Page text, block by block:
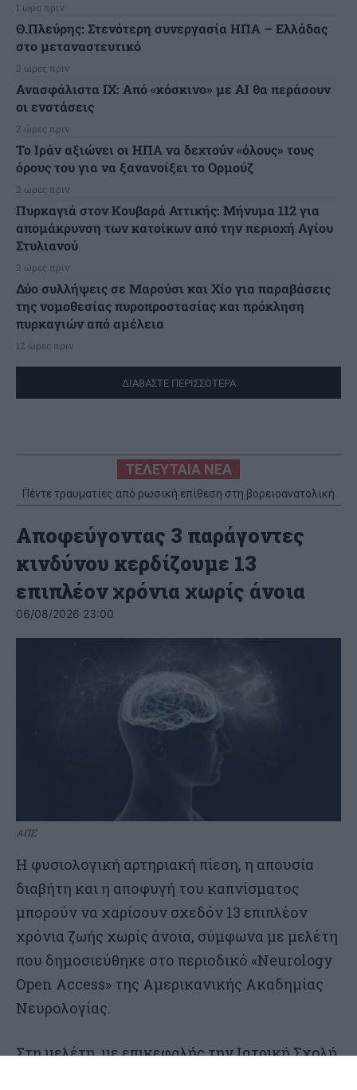
1 ώρα πριν
Θ.Πλεύρης: Στενότερη συνεργασία ΗΠΑ – Ελλάδας
στο μεταναστευτικό
2 ώρες πριν
Ανασφάλιστα ΙΧ: Από «κόσκινο» με AI θα περάσουν
οι ενστάσεις
2 ώρες πριν
Το Ιράν αξιώνει οι ΗΠΑ να δεχτούν «όλους» τους
όρους του για να ξανανοίξει το Ορμούζ
2 ώρες πριν
Πυρκαγιά στον Κουβαρά Αττικής: Μήνυμα 112 για
απομάκρυνση των κατοίκων από την περιοχή Αγίου
Στυλιανού
2 ώρες πριν
Δύο συλλήψεις σε Μαρούσι και Χίο για παραβάσεις
της νομοθεσίας πυροπροστασίας και πρόκληση
πυρκαγιών από αμέλεια
12 ώρες πριν
ΔΙΑΒΑΣΤΕ ΠΕΡΙΣΣΟΤΕΡΑ